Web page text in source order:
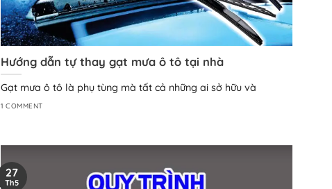
Hướng dẫn tự thay gạt mưa ô tô tại nhà
Gạt mưa ô tô là phụ tùng mà tất cả những ai sở hữu và
1 COMMENT
27
Th5